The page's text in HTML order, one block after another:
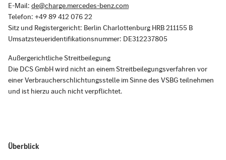
E-Mail: de@charge.mercedes-benz.com
Telefon: +49 89 412 076 22
Sitz und Registergericht: Berlin Charlottenburg HRB 211155 B
Umsatzsteueridentifikationsnummer: DE312237805
Außergerichtliche Streitbeilegung
Die DCS GmbH wird nicht an einem Streitbeilegungsverfahren vor
einer Verbraucherschlichtungsstelle im Sinne des VSBG teilnehmen
und ist hierzu auch nicht verpflichtet.
Überblick